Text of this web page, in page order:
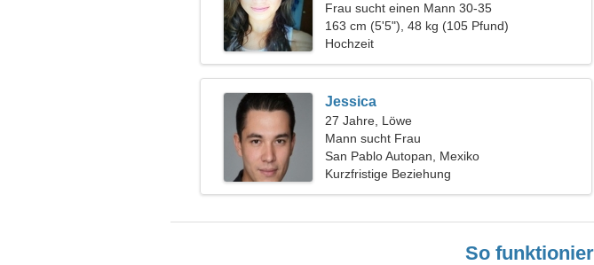
Frau sucht einen Mann 30-35
163 cm (5'5"), 48 kg (105 Pfund)
Hochzeit
Jessica
27 Jahre, Löwe
Mann sucht Frau
San Pablo Autopan, Mexiko
Kurzfristige Beziehung
So